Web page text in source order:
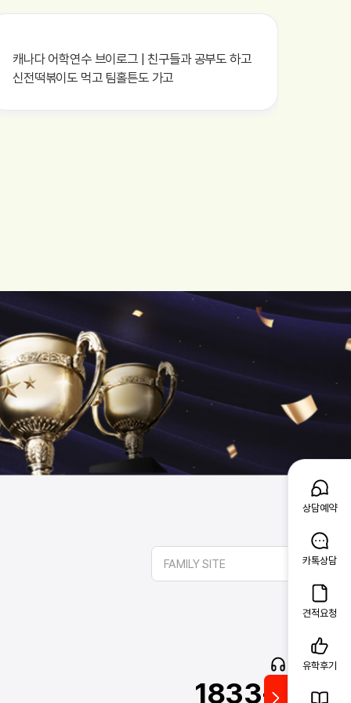
상담예약
카톡상담
견적요청
유학후기
캐나다 어학연수 브이로그 | 친구들과 공부도 하고
신전떡볶이도 먹고 팀홀튼도 가고
FAMILY SITE
고객문의
1833-2341